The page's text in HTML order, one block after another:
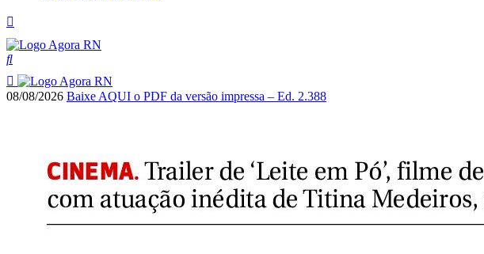
08/08/2026 Baixe AQUI o PDF da versão impressa – Ed. 2.388